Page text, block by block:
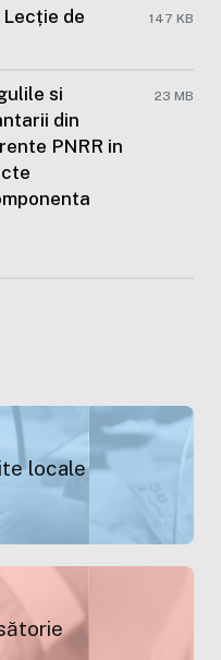
Lecție de
147 KB
si
din
PNRR in
23 MB
locale